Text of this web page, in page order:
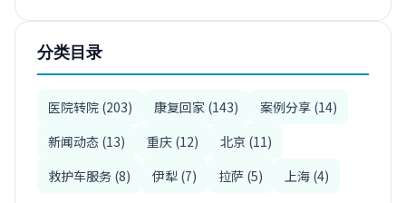
分类目录
医院转院 (203) 康复回家 (143)
案例分享 (14)
新闻动态 (13)
重庆 (12)
北京 (11)
救护车服务 (8)
伊犁 (7) 拉萨 (5) 上海 (4)